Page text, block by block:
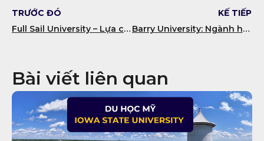
TRƯỚC ĐÓ
Full Sail University – Lựa chọn hàng đầu cho sinh viên đam mê sáng tạo
KẾ TIẾP
Barry University: Ngành học và Điều kiện Du học Mỹ 2026
Bài viết liên quan